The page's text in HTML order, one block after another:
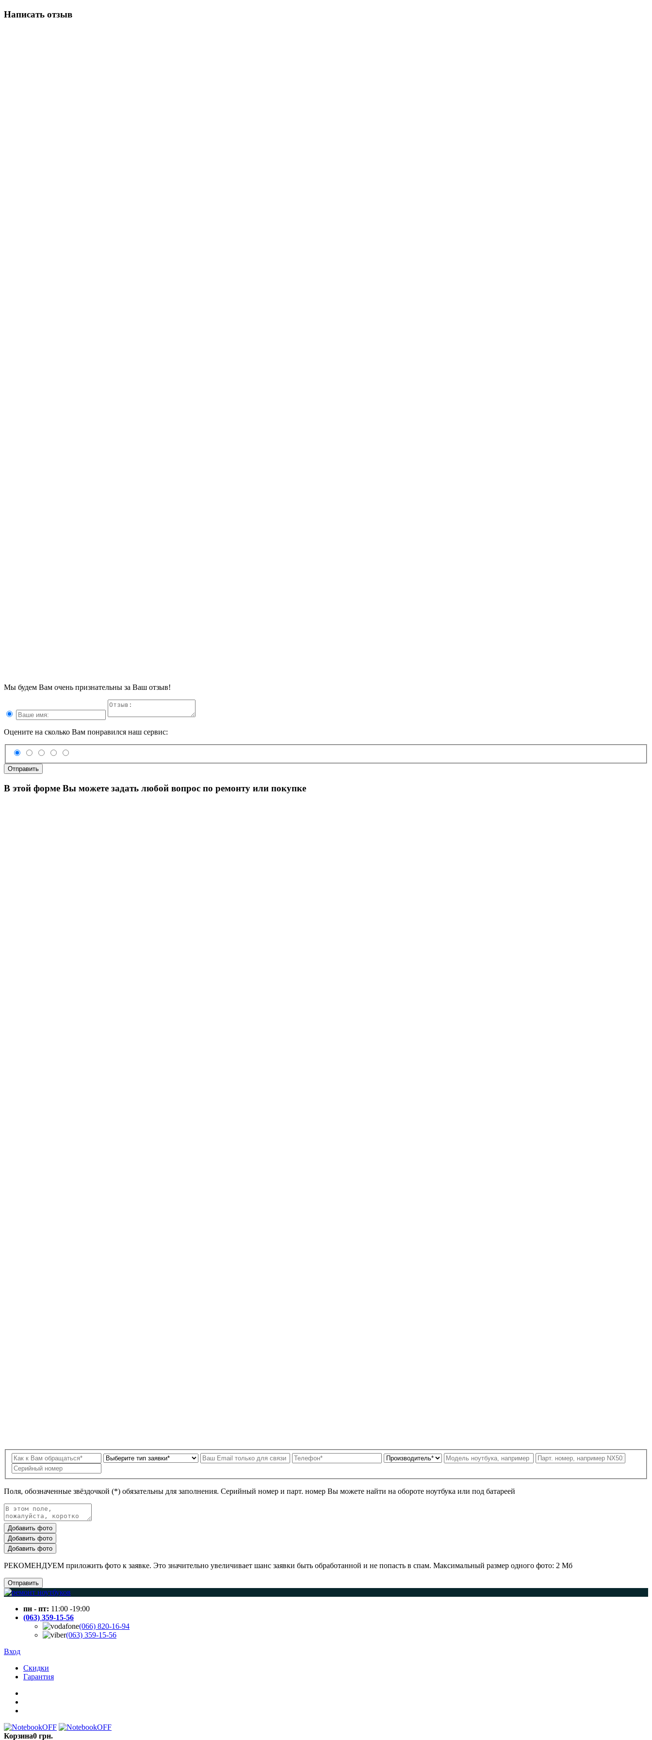
Написать отзыв
Мы будем Вам очень признательны за Ваш отзыв!
Оцените на сколько Вам понравился наш сервис:
Отправить
В этой форме Вы можете задать любой вопрос по ремонту или покупке
Поля, обозначенные звёздочкой (*) обязательны для заполнения. Серийный номер и парт. номер Вы можете найти на обороте ноутбука или под батареей
Добавить фото
Добавить фото
Добавить фото
РЕКОМЕНДУЕМ приложить фото к заявке. Это значительно увеличивает шанс заявки быть обработанной и не попасть в спам. Максимальный размер одного фото: 2 Мб
Отправить
пн - пт: 11:00 -19:00
(063) 359-15-56
(066) 820-16-94
(063) 359-15-56
Вход
Скидки
Гарантия
Корзина0 грн.